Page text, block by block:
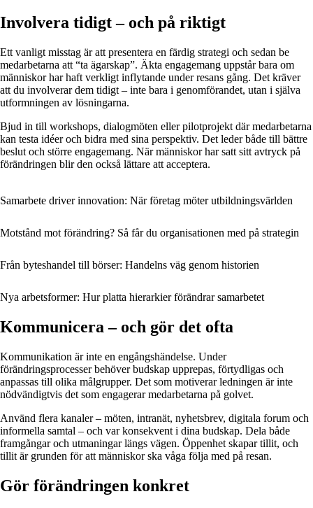
Involvera tidigt – och på riktigt
Ett vanligt misstag är att presentera en färdig strategi och sedan be
medarbetarna att “ta ägarskap”. Äkta engagemang uppstår bara om
människor har haft verkligt inflytande under resans gång. Det kräver
att du involverar dem tidigt – inte bara i genomförandet, utan i själva
utformningen av lösningarna.
Bjud in till workshops, dialogmöten eller pilotprojekt där medarbetarna
kan testa idéer och bidra med sina perspektiv. Det leder både till bättre
beslut och större engagemang. När människor har satt sitt avtryck på
förändringen blir den också lättare att acceptera.
Samarbete driver innovation: När företag möter utbildningsvärlden
Motstånd mot förändring? Så får du organisationen med på strategin
Från byteshandel till börser: Handelns väg genom historien
Nya arbetsformer: Hur platta hierarkier förändrar samarbetet
Kommunicera – och gör det ofta
Kommunikation är inte en engångshändelse. Under
förändringsprocesser behöver budskap upprepas, förtydligas och
anpassas till olika målgrupper. Det som motiverar ledningen är inte
nödvändigtvis det som engagerar medarbetarna på golvet.
Använd flera kanaler – möten, intranät, nyhetsbrev, digitala forum och
informella samtal – och var konsekvent i dina budskap. Dela både
framgångar och utmaningar längs vägen. Öppenhet skapar tillit, och
tillit är grunden för att människor ska våga följa med på resan.
Gör förändringen konkret